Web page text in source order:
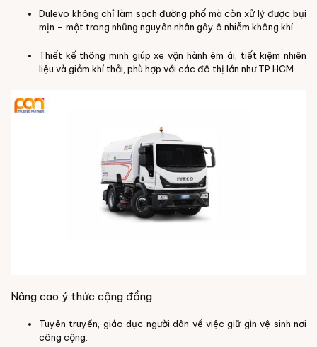
Dulevo không chỉ làm sạch đường phố mà còn xử lý được bụi
mịn – một trong những nguyên nhân gây ô nhiễm không khí.
Thiết kế thông minh giúp xe vận hành êm ái, tiết kiệm nhiên
liệu và giảm khí thải, phù hợp với các đô thị lớn như TP.HCM.
Nâng cao ý thức cộng đồng
Tuyên truyền, giáo dục người dân về việc giữ gìn vệ sinh nơi
công cộng.